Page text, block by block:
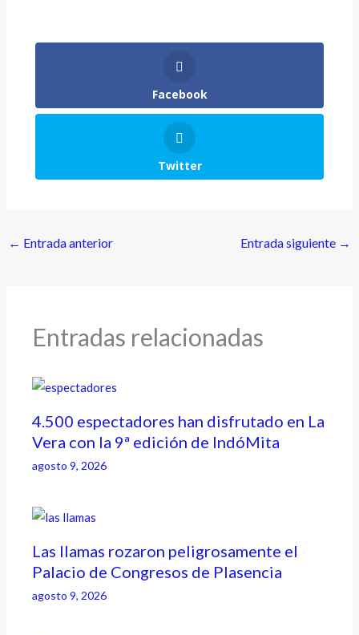
Facebook
Twitter
← Entrada anterior Entrada siguiente →
Entradas relacionadas
4.500 espectadores han disfrutado en La
Vera con la 9ª edición de IndóMita
agosto 9, 2026
Las llamas rozaron peligrosamente el
Palacio de Congresos de Plasencia
agosto 9, 2026